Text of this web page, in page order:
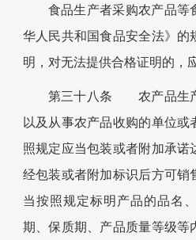
食品生产者采购农产品等
华人民共和国食品安全法》的
明，对无法提供合格证明的，
第三十八条 农产品生
以及从事农产品收购的单位
照规定应当包装或者附加承诺
经包装或者附加标识后方可销
当按照规定标明产品的品名
期、保质期、产品质量等级等